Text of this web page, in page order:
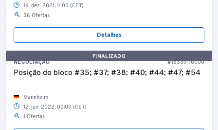
16. dez. 2021, 11:00 (CET)
36 Ofertas
Detalhes
FINALIZADO
NEGOCIAÇÃO
#16339-10000
Posição do bloco #35; #37; #38; #40; #44; #47; #54
Mannheim
12. jan. 2022, 00:00 (CET)
1 Ofertas